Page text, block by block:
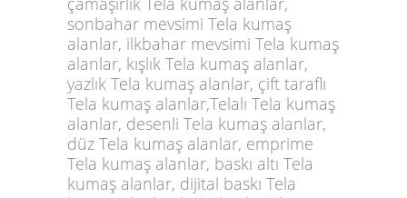
sonbahar mevsimi Tela kumaş
alanlar, ilkbahar mevsimi Tela kumaş
alanlar, kışlık Tela kumaş alanlar,
yazlık Tela kumaş alanlar, çift taraflı
Tela kumaş alanlar,Telalı Tela kumaş
alanlar, desenli Tela kumaş alanlar,
düz Tela kumaş alanlar, emprime
Tela kumaş alanlar, baskı altı Tela
kumaş alanlar, dijital baskı Tela